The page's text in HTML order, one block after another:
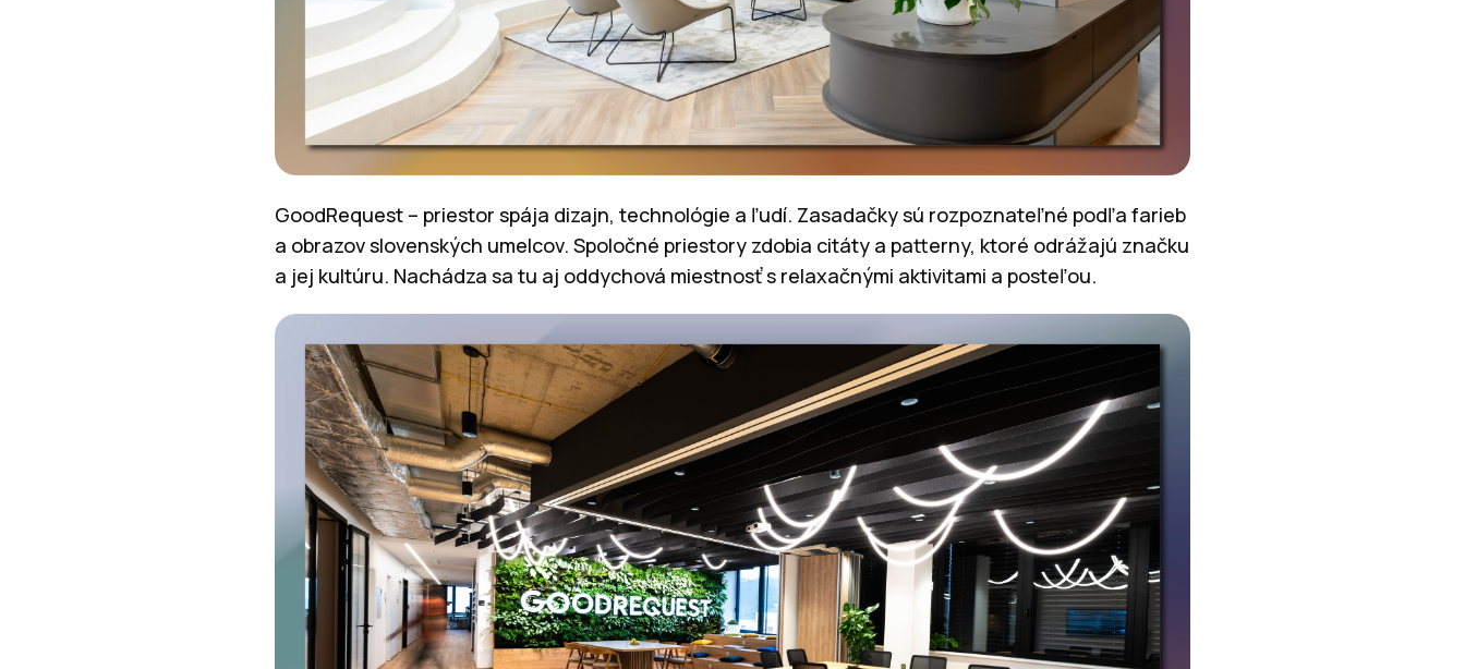
GoodRequest – priestor spája dizajn, technológie a ľudí. Zasadačky sú rozpoznateľné podľa farieb
a obrazov slovenských umelcov. Spoločné priestory zdobia citáty a patterny, ktoré odrážajú značku
a jej kultúru. Nachádza sa tu aj oddychová miestnosť s relaxačnými aktivitami a posteľou.